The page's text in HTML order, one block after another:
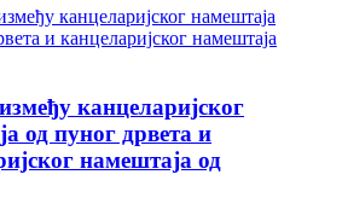
канцеларијског
од пуног дрвета и
намештаја од